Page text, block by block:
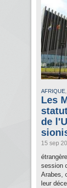
AFRIQUE,
Les
de
15 sep
session
Arabes,
leur